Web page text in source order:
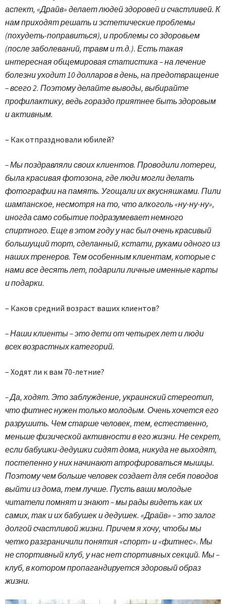
аспект, «Драйв» делает людей здоровей и счастливей. К
нам приходят решать и эстетические проблемы
(похудеть-поправиться), и проблемы со здоровьем
(после заболеваний, травм и т.д.). Есть такая
интересная общемировая статистика – на лечение
болезни уходит 10 долларов в день, на предотвращение
– всего 2. Поэтому делайте выводы, выбирайте
профилактику, ведь гораздо приятнее быть здоровым
и активным.
– Как отпраздновали юбилей?
– Мы поздравляли своих клиентов. Проводили лотереи,
была красивая фотозона, где люди могли делать
фотографии на память. Угощали их вкусняшками. Пили
шампанское, несмотря на то, что алкоголь «ну-ну-ну»,
иногда само событие подразумевает немного
спиртного. Еще в этом году у нас был очень красивый
большущий торт, сделанный, кстати, руками одного из
наших тренеров. Тем особенным клиентам, которые с
нами все десять лет, подарили личные именные карты
и подарки.
– Каков средний возраст ваших клиентов?
– Наши клиенты – это дети от четырех лет и люди
всех возрастных категорий.
– Ходят ли к вам 70-летние?
– Да, ходят. Это заблуждение, украинский стереотип,
что фитнес нужен только молодым. Очень хочется его
разрушить. Чем старше человек, тем, естественно,
меньше физической активности в его жизни. Не секрет,
если бабушки-дедушки сидят дома, никуда не выходят,
постепенно у них начинают атрофироваться мышцы.
Поэтому чем больше человек создает для себя поводов
выйти из дома, тем лучше. Пусть ваши молодые
читатели помнят и знают – мы рады видеть как их
самих, так и их бабушек и дедушек. «Драйв» – это залог
долгой счастливой жизни. Причем я хочу, чтобы мы
четко разграничили понятия «спорт» и «фитнес». Мы
не спортивный клуб, у нас нет спортивных секций. Мы –
клуб, в котором пропагандируется здоровый образ
жизни.